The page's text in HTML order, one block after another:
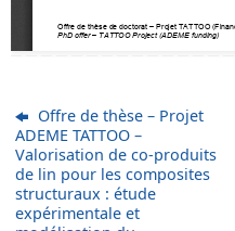
Offre de thèse – Projet
ADEME TATTOO –
Valorisation de co-produits
de lin pour les composites
structuraux : étude
expérimentale et